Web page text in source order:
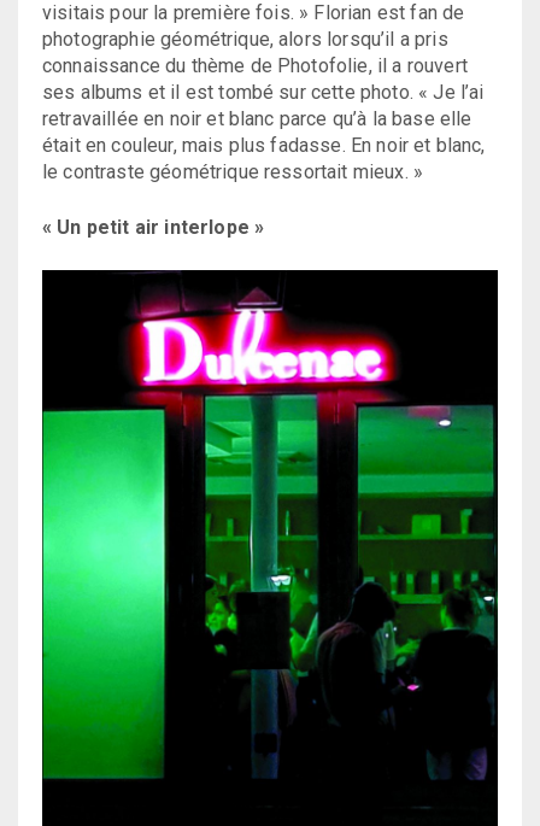
visitais pour la première fois. » Florian est fan de
photographie géométrique, alors lorsqu’il a pris
connaissance du thème de Photofolie, il a rouvert
ses albums et il est tombé sur cette photo. « Je l’ai
retravaillée en noir et blanc parce qu’à la base elle
était en couleur, mais plus fadasse. En noir et blanc,
le contraste géométrique ressortait mieux. »
« Un petit air interlope »